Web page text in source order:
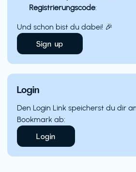
Registrierungscode:
Und schon bist du dabei! 🎉
Sign up
Login
Den Login Link speicherst du dir
Bookmark ab:
Login